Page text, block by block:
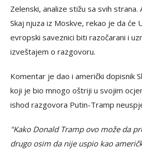
Zelenski, analize stižu sa svih
Skaj njuza iz Moskve, rekao je da će
evropski saveznici biti razočarani i
izveštajem o razgovoru.
Komentar je dao i američki dopisnik
koji je bio mnogo oštriji u svojim
ishod razgovora Putin-Tramp
"Kako Donald Tramp ovo može da
drugo osim da nije uspio kao